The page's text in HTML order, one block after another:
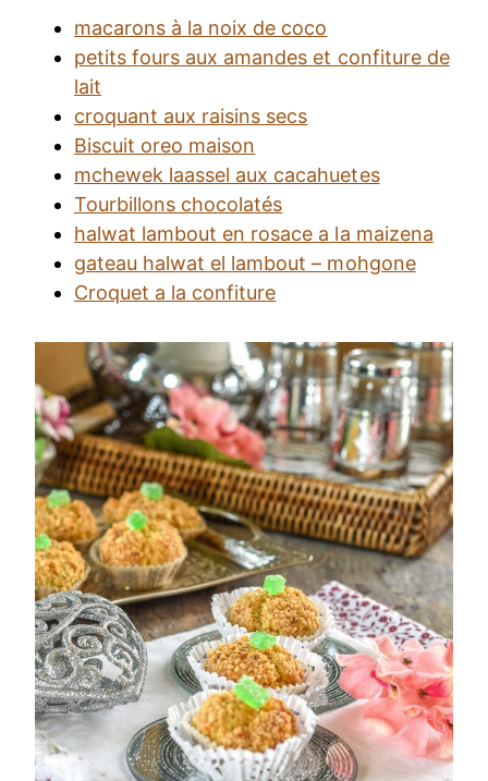
macarons à la noix de coco
petits fours aux amandes et confiture de
lait
croquant aux raisins secs
Biscuit oreo maison
mchewek laassel aux cacahuetes
Tourbillons chocolatés
halwat lambout en rosace a la maizena
gateau halwat el lambout – mohgone
Croquet a la confiture